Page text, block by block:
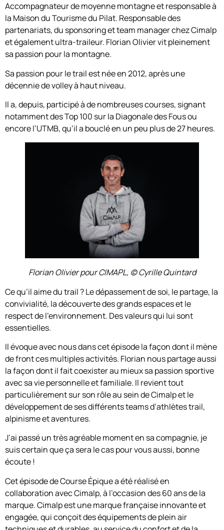
Accompagnateur de moyenne montagne et responsable à
la Maison du Tourisme du Pilat. Responsable des
partenariats, du sponsoring et team manager chez Cimalp
et également ultra-traileur. Florian Olivier vit pleinement
sa passion pour la montagne.
Sa passion pour le trail est née en 2012, après une
décennie de volley à haut niveau.
Il a, depuis, participé à de nombreuses courses, signant
notamment des Top 100 sur la Diagonale des Fous ou
encore l’UTMB, qu’il a bouclé en un peu plus de 27 heures.
Florian Olivier pour CIMAPL, (c) Cyrille Quintard
Ce qu’il aime du trail ? Le dépassement de soi, le partage, la
convivialité, la découverte des grands espaces et le
respect de l’environnement. Des valeurs qui lui sont
essentielles.
Il évoque avec nous dans cet épisode la façon dont il mène
de front ces multiples activités. Florian nous partage aussi
la façon dont il fait coexister au mieux sa passion sportive
avec sa vie personnelle et familiale. Il revient tout
particulièrement sur son rôle au sein de Cimalp et le
développement de ses différents teams d’athlètes trail,
alpinisme et aventures.
J’ai passé un très agréable moment en sa compagnie, je
suis certain que ça sera le cas pour vous aussi, bonne
écoute !
Cet épisode de Course Épique a été réalisé en
collaboration avec Cimalp, à l’occasion des 60 ans de la
marque. Cimalp est une marque française innovante et
engagée, qui conçoit des équipements de plein air